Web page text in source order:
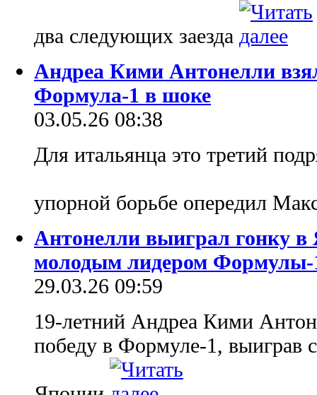
два следующих заезда
Андреа Кими Антонелли
Формула-1 в шоке
03.05.26 08:38
Для итальянца это третий
упорной борьбе опередил
Антонелли выиграл гонку
молодым лидером Формулы-
29.03.26 09:59
19-летний Андреа Кими
победу в Формуле-1, выиграв